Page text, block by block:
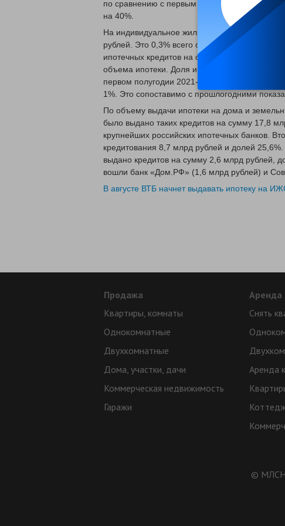
по сравнению с первым полугодием 2020-го
на 40%.
На индивидуальное жилищное
рублей. Это 0,3% всего объема выдачи
ипотечных кредитов на общую сумму 26,7
объема ипотеки. Доля ипотечных кредитов
первом полугодии 2021-го в
1%. Это сопоставимо с прошлогодними
По объему выдачи ипотеки на дома и
было выдано таких кредитов на сумму 17,8
крупнейших российских ипотечных банков.
кредитования 8,7 млрд рублей и долей
выдано кредитов на сумму 2,6 млрд рублей,
вошли банк «Дом.РФ» (1,6 млрд рублей) и
В августе ВТБ начнет выдавать ипотеку на
Продажа Аренда
Квартиры, комнаты
Однокомнатные
Двухкомнатные
Дома, участки, дачи
Коммерческая недвижимость
Гаражи
Снять
Аренда
©